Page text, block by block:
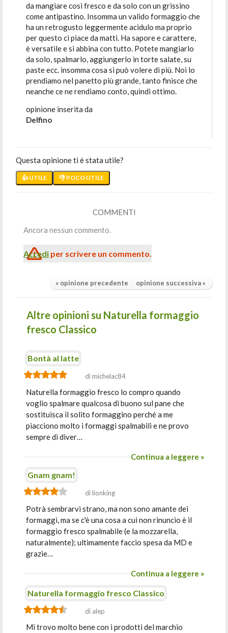
da mangiare così fresco e da solo con un grissino
come antipastino. Insomma un valido formaggio che
ha un retrogusto leggermente acidulo ma proprio
per questo ci piace da matti. Ha sapore e carattere,
è versatile e si abbina con tutto. Potete mangiarlo
da solo, spalmarlo, aggiungerlo in torte salate, su
paste ecc. insomma cosa si può volere di più. Noi lo
prendiamo nel panetto più grande, tanto finisce che
neanche ce ne rendiamo conto, quindi ottimo.
opinione inserita da
Delfino
Questa opinione ti è stata utile?
👍 UTILE 👎 POCO UTILE
COMMENTI
Ancora nessun commento.
Accedi per scrivere un commento.
« opinione precedente opinione successiva »
Altre opinioni su Naturella formaggio
fresco Classico
Bontà al latte
di michelac84
Naturella formaggio fresco lo compro quando
voglio spalmare qualcosa di buono sul pane che
sostituisca il solito formaggino perché a me
piacciono molto i formaggi spalmabili e ne provo
sempre di diver…
Continua a leggere »
Gnam gnam!
di lionking
Potrà sembrarvi strano, ma non sono amante dei
formaggi, ma se c'è una cosa a cui non rinuncio è il
formaggio fresco spalmabile (e la mozzarella,
naturalmente); ultimamente faccio spesa da MD e
grazie…
Continua a leggere »
Naturella formaggio fresco Classico
di alep
Mi trovo molto bene con i prodotti del marchio